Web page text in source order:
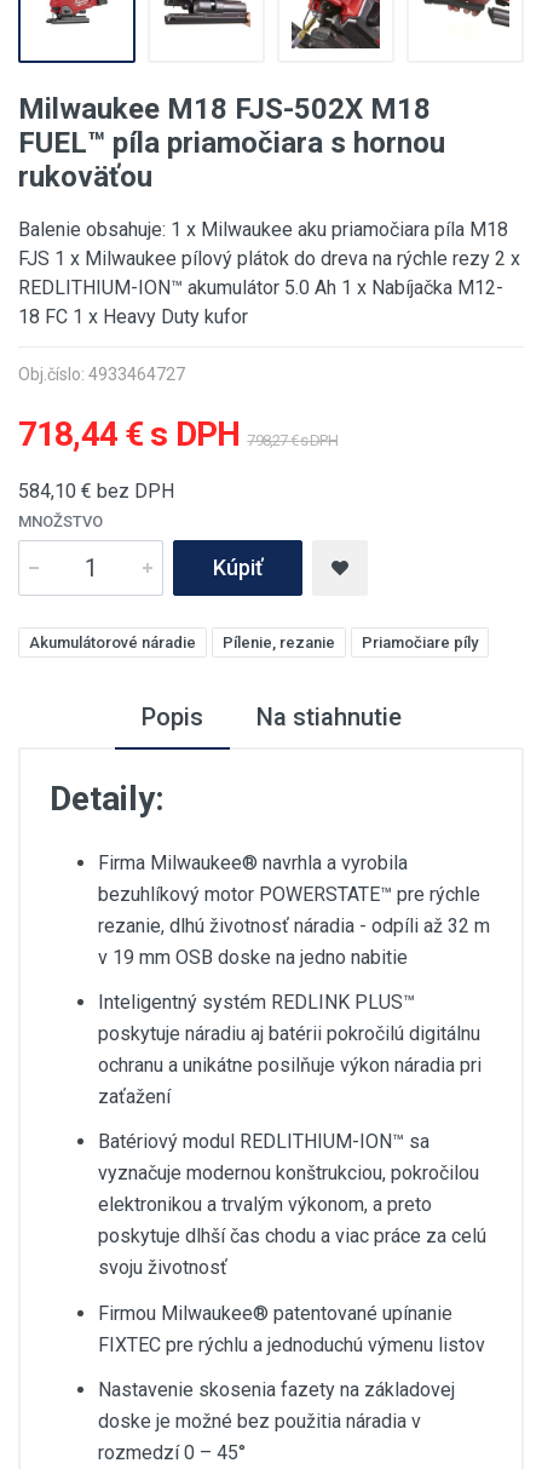
Milwaukee M18 FJS-502X M18
FUEL™ píla priamočiara s hornou
rukoväťou
Balenie obsahuje: 1 x Milwaukee aku priamočiara píla M18
FJS 1 x Milwaukee pílový plátok do dreva na rýchle rezy 2 x
REDLITHIUM-ION™ akumulátor 5.0 Ah 1 x Nabíjačka M12-
18 FC 1 x Heavy Duty kufor
Obj.číslo: 4933464727
718,44 € s DPH 798,27 € s DPH
584,10 € bez DPH
MNOŽSTVO
Kúpiť
Akumulátorové náradie Pílenie, rezanie Priamočiare píly
Popis Na stiahnutie
Detaily:
Firma Milwaukee® navrhla a vyrobila
bezuhlíkový motor POWERSTATE™ pre rýchle
rezanie, dlhú životnosť náradia - odpíli až 32 m
v 19 mm OSB doske na jedno nabitie
Inteligentný systém REDLINK PLUS™
poskytuje náradiu aj batérii pokročilú digitálnu
ochranu a unikátne posilňuje výkon náradia pri
zaťažení
Batériový modul REDLITHIUM-ION™ sa
vyznačuje modernou konštrukciou, pokročilou
elektronikou a trvalým výkonom, a preto
poskytuje dlhší čas chodu a viac práce za celú
svoju životnosť
Firmou Milwaukee® patentované upínanie
FIXTEC pre rýchlu a jednoduchú výmenu listov
Nastavenie skosenia fazety na základovej
doske je možné bez použitia náradia v
rozmedzí 0 – 45°